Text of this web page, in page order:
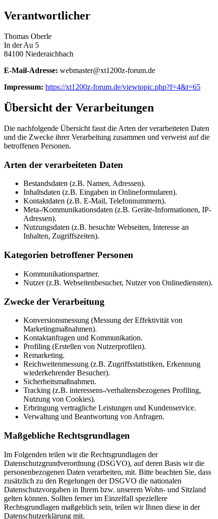
Verantwortlicher
Thomas Oberle
In der Au 5
84100 Niederaichbach
E-Mail-Adresse: webmaster@xt1200z-forum.de
Impressum: https://xt1200z-forum.de/viewtopic.php?f=4&t=65
Übersicht der Verarbeitungen
Die nachfolgende Übersicht fasst die Arten der verarbeiteten Daten
und die Zwecke ihrer Verarbeitung zusammen und verweist auf die
betroffenen Personen.
Arten der verarbeiteten Daten
Bestandsdaten (z.B. Namen, Adressen).
Inhaltsdaten (z.B. Eingaben in Onlineformularen).
Kontaktdaten (z.B. E-Mail, Telefonnummern).
Meta-/Kommunikationsdaten (z.B. Geräte-Informationen, IP-
Adressen).
Nutzungsdaten (z.B. besuchte Webseiten, Interesse an
Inhalten, Zugriffszeiten).
Kategorien betroffener Personen
Kommunikationspartner.
Nutzer (z.B. Webseitenbesucher, Nutzer von Onlinediensten).
Zwecke der Verarbeitung
Konversionsmessung (Messung der Effektivität von
Marketingmaßnahmen).
Kontaktanfragen und Kommunikation.
Profiling (Erstellen von Nutzerprofilen).
Remarketing.
Reichweitenmessung (z.B. Zugriffsstatistiken, Erkennung
wiederkehrender Besucher).
Sicherheitsmaßnahmen.
Tracking (z.B. interessens-/verhaltensbezogenes Profiling,
Nutzung von Cookies).
Erbringung vertragliche Leistungen und Kundenservice.
Verwaltung und Beantwortung von Anfragen.
Maßgebliche Rechtsgrundlagen
Im Folgenden teilen wir die Rechtsgrundlagen der
Datenschutzgrundverordnung (DSGVO), auf deren Basis wir die
personenbezogenen Daten verarbeiten, mit. Bitte beachten Sie, dass
zusätzlich zu den Regelungen der DSGVO die nationalen
Datenschutzvorgaben in Ihrem bzw. unserem Wohn- und Sitzland
gelten können. Sollten ferner im Einzelfall speziellere
Rechtsgrundlagen maßgeblich sein, teilen wir Ihnen diese in der
Datenschutzerklärung mit.